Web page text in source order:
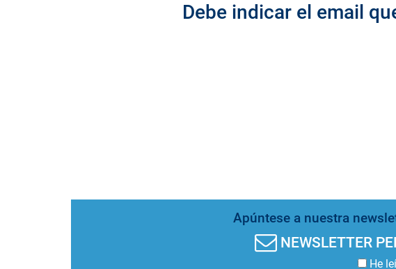
Debe indicar el email
Apúntese a nuestra
NEWSLETTER
He